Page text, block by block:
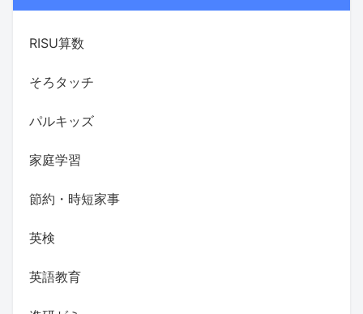
RISU算数
そろタッチ
パルキッズ
家庭学習
節約・時短家事
英検
英語教育